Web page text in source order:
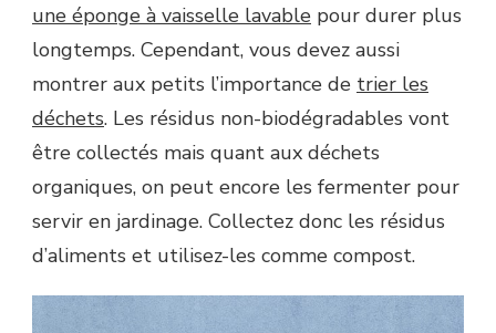
une éponge à vaisselle lavable pour durer plus
longtemps. Cependant, vous devez aussi
montrer aux petits l’importance de trier les
déchets. Les résidus non-biodégradables vont
être collectés mais quant aux déchets
organiques, on peut encore les fermenter pour
servir en jardinage. Collectez donc les résidus
d’aliments et utilisez-les comme compost.